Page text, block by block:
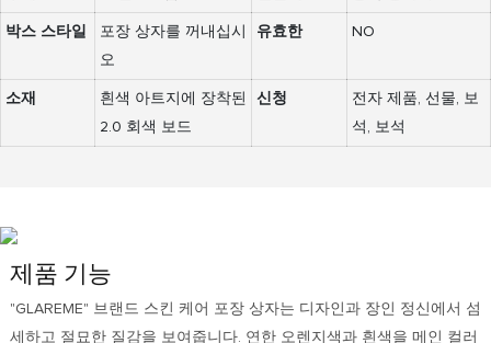
박스 스타일
포장 상자를 꺼내십시
오
유효한 NO
소재
흰색 아트지에 장착된
2.0 회색 보드
신청
전자 제품, 선물, 보
석, 보석
제품 기능
"GLAREME" 브랜드 스킨 케어 포장 상자는 디자인과 장인 정신에서 섬
세하고 절묘한 질감을 보여줍니다. 연한 오렌지색과 흰색을 메인 컬러